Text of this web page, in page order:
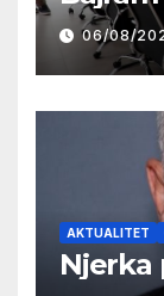
partive
06/08/
AKTUALITET
Njerka